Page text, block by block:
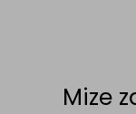
Mize